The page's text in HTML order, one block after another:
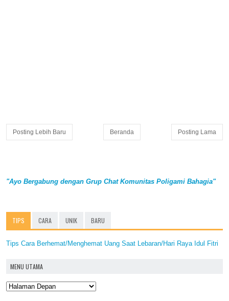
Posting Lebih Baru Posting Lama
Beranda
"Ayo Bergabung dengan Grup Chat Komunitas Poligami Bahagia"
TIPS CARA UNIK BARU
Tips Cara Berhemat/Menghemat Uang Saat Lebaran/Hari Raya Idul Fitri
MENU UTAMA